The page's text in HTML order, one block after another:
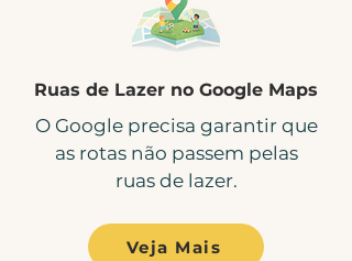
Ruas de Lazer no Google Maps
O Google precisa garantir que
as rotas não passem pelas
ruas de lazer.
Veja Mais